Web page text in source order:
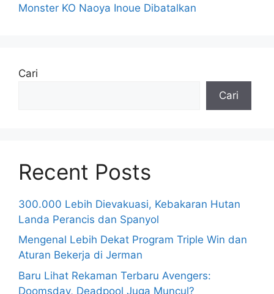
Monster KO Naoya Inoue Dibatalkan
Cari
Cari
Recent Posts
300.000 Lebih Dievakuasi, Kebakaran Hutan
Landa Perancis dan Spanyol
Mengenal Lebih Dekat Program Triple Win dan
Aturan Bekerja di Jerman
Baru Lihat Rekaman Terbaru Avengers:
Doomsday, Deadpool Juga Muncul?